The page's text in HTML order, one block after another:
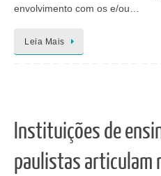
envolvimento com os e/ou…
Leia Mais
Instituições de
paulistas articulam